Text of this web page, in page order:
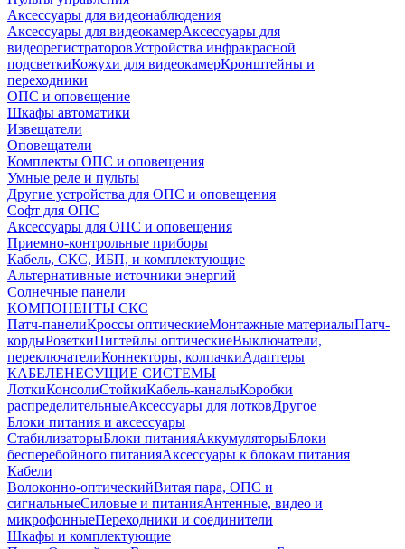
Аксессуары для видеонаблюдения
Аксессуары для видеокамерАксессуары для
видеорегистраторовУстройства инфракрасной
подсветкиКожухи для видеокамерКронштейны и
переходники
ОПС и оповещение
Шкафы автоматики
Извещатели
Оповещатели
Комплекты ОПС и оповещения
Умные реле и пульты
Другие устройства для ОПС и оповещения
Софт для ОПС
Аксессуары для ОПС и оповещения
Приемно-контрольные приборы
Кабель, СКС, ИБП, и комплектующие
Альтернативные источники энергий
Солнечные панели
КОМПОНЕНТЫ СКС
Патч-панелиКроссы оптическиеМонтажные материалыПатч-
кордыРозеткиПигтейлы оптическиеВыключатели,
переключателиКоннекторы, колпачкиАдаптеры
КАБЕЛЕНЕСУЩИЕ СИСТЕМЫ
ЛоткиКонсолиСтойкиКабель-каналыКоробки
распределительныеАксессуары для лотковДругое
Блоки питания и аксессуары
СтабилизаторыБлоки питанияАккумуляторыБлоки
бесперебойного питанияАксессуары к блокам питания
Кабели
Волоконно-оптическийВитая пара, ОПС и
сигнальныеСиловые и питанияАнтенные, видео и
микрофонныеПереходники и соединители
Шкафы и комплектующие